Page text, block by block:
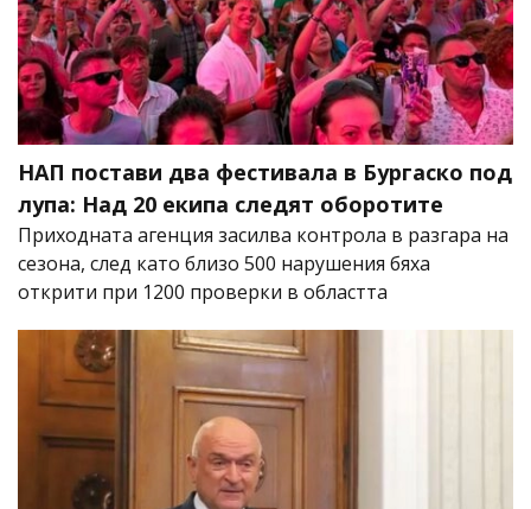
НАП постави два фестивала в Бургаско под
лупа: Над 20 екипа следят оборотите
Приходната агенция засилва контрола в разгара на
сезона, след като близо 500 нарушения бяха
открити при 1200 проверки в областта